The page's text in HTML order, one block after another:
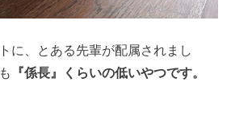
に、とある先輩が配属されまし
『係長』くらいの低いやつです。